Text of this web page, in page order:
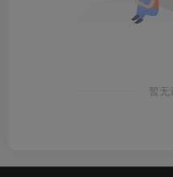
暂无